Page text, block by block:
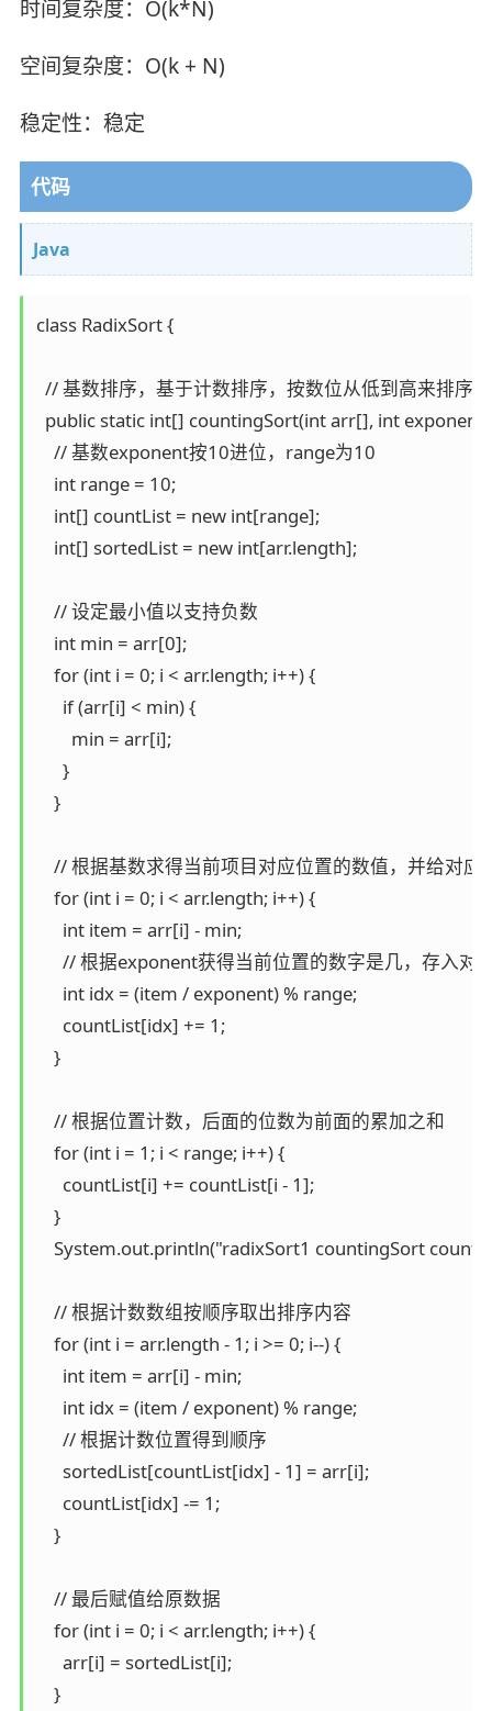
时间复杂度：O(k*N)
空间复杂度：O(k + N)
稳定性：稳定
代码
Java
class RadixSort {
  // 基数排序，基于计数排序，按数位从低到高来排序
public static int[] countingSort(int arr[], int exponent)
    // 基数exponent按10进位，range为10
    int range = 10;
    int[] countList = new int[range];
    int[] sortedList = new int[arr.length];
    // 设定最小值以支持负数
    int min = arr[0];
    for (int i = 0; i < arr.length; i++) {
      if (arr[i] < min) {
        min = arr[i];
      }
    }
// 根据基数求得当前项目对应位置的数值，并给对
    for (int i = 0; i < arr.length; i++) {
      int item = arr[i] - min;
// 根据exponent获得当前位置的数字是几，存入对
      int idx = (item / exponent) % range;
      countList[idx] += 1;
    }
    // 根据位置计数，后面的位数为前面的累加之和
    for (int i = 1; i < range; i++) {
      countList[i] += countList[i - 1];
    }
System.out.println("radixSort1 countingSort
    // 根据计数数组按顺序取出排序内容
    for (int i = arr.length - 1; i >= 0; i--) {
      int item = arr[i] - min;
      int idx = (item / exponent) % range;
      // 根据计数位置得到顺序
      sortedList[countList[idx] - 1] = arr[i];
      countList[idx] -= 1;
    }
    // 最后赋值给原数据
    for (int i = 0; i < arr.length; i++) {
      arr[i] = sortedList[i];
    }